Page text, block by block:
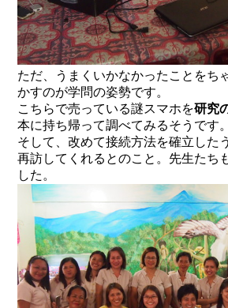
ただ、うまくいかなかったことをち
かすのが学問の姿勢です。
こちらで売っている謎スマホを研究
本に持ち帰って調べてみるそうです。
そして、改めて接続方法を確立した
再訪してくれるとのこと。先生たち
した。